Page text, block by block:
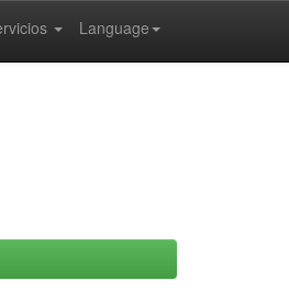
Language